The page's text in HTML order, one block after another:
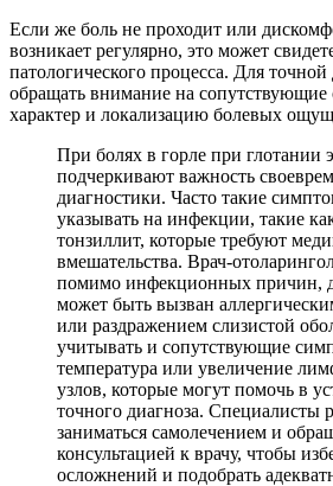
Если же боль не проходит или
возникает регулярно, это может
патологического процесса. Для
обращать внимание на
характер и локализацию болевых
При болях в горле при глотании
подчеркивают важность
диагностики. Часто такие
указывать на инфекции, такие
тонзиллит, которые требуют
вмешательства. Врач-
помимо инфекционных причин,
может быть вызван
или раздражением слизистой
учитывать и сопутствующие
температура или увеличение
узлов, которые могут помочь в
точного диагноза. Специалисты
заниматься самолечением и
консультацией к врачу, чтобы
осложнений и подобрать